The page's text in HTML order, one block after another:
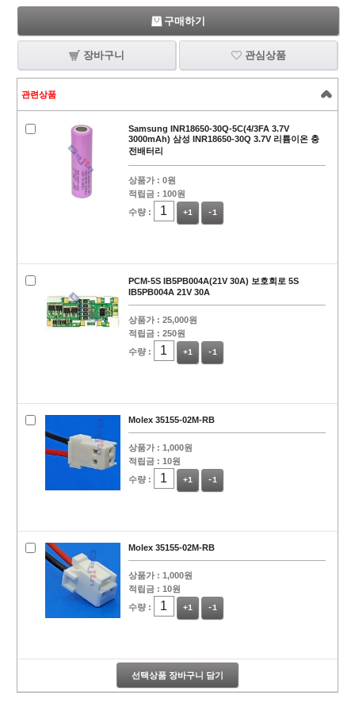
구매하기
장바구니 관심상품
관련상품
Samsung INR18650-30Q-5C(4/3FA 3.7V
3000mAh) 삼성 INR18650-30Q 3.7V 리튬이온 충
전배터리
상품가 : 0원
적립금 : 100원
수량 :
+1 -1
PCM-5S IB5PB004A(21V 30A) 보호회로 5S
IB5PB004A 21V 30A
상품가 : 25,000원
적립금 : 250원
수량 :
+1 -1
Molex 35155-02M-RB
상품가 : 1,000원
적립금 : 10원
수량 :
+1 -1
Molex 35155-02M-RB
상품가 : 1,000원
적립금 : 10원
수량 :
+1 -1
선택상품 장바구니 담기